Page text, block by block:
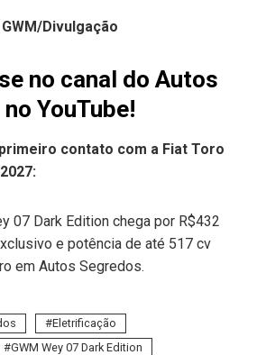
Divulgação
no canal do Autos
YouTube!
contato com a Fiat Toro
07 Dark Edition chega por R$432
e potência de até 517 cv
em Autos Segredos.
Eletrificação
GWM Wey 07 Dark Edition